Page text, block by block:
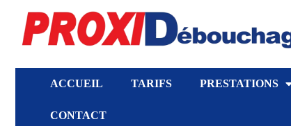
ACCUEIL TARIFS PRESTATIONS
CONTACT